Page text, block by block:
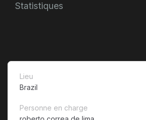
Statistiques
Lieu
Brazil
Personne en charge